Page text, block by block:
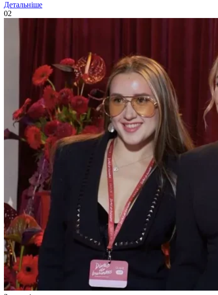
Детальніше
02